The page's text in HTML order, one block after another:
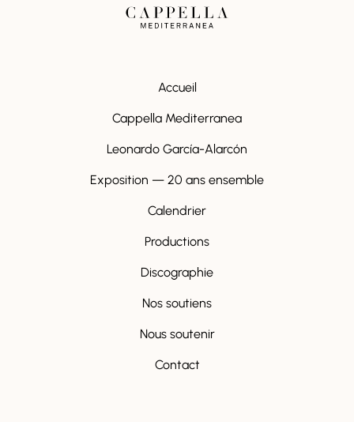
Accueil
Cappella Mediterranea
Leonardo García-Alarcón
Exposition — 20 ans ensemble
Calendrier
Productions
Discographie
Nos soutiens
Nous soutenir
Contact